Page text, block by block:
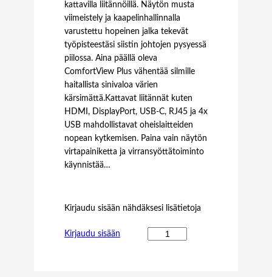
kattavilla liitännöillä. Näytön musta
viimeistely ja kaapelinhallinnalla
varustettu hopeinen jalka tekevät
työpisteestäsi siistin johtojen pysyessä
piilossa. Aina päällä oleva
ComfortView Plus vähentää silmille
haitallista sinivaloa värien
kärsimättä.Kattavat liitännät kuten
HDMI, DisplayPort, USB-C, RJ45 ja 4x
USB mahdollistavat oheislaitteiden
nopean kytkemisen. Paina vain näytön
virtapainiketta ja virransyöttätoiminto
käynnistää…
Kirjaudu sisään nähdäksesi lisätietoja
Kirjaudu sisään